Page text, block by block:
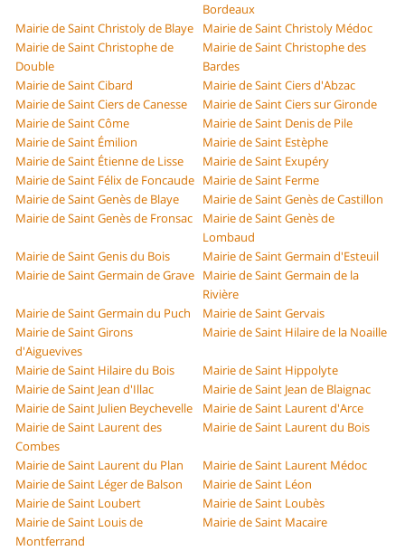
Bordeaux
Mairie de Saint Christoly de Blaye
Mairie de Saint Christoly Médoc
Mairie de Saint Christophe de
Double
Mairie de Saint Christophe des
Bardes
Mairie de Saint Cibard
Mairie de Saint Ciers d'Abzac
Mairie de Saint Ciers de Canesse
Mairie de Saint Ciers sur Gironde
Mairie de Saint Côme
Mairie de Saint Denis de Pile
Mairie de Saint Émilion
Mairie de Saint Estèphe
Mairie de Saint Étienne de Lisse
Mairie de Saint Exupéry
Mairie de Saint Félix de Foncaude Mairie de Saint Ferme
Mairie de Saint Genès de Blaye
Mairie de Saint Genès de Castillon
Mairie de Saint Genès de Fronsac
Mairie de Saint Genès de
Lombaud
Mairie de Saint Genis du Bois
Mairie de Saint Germain d'Esteuil
Mairie de Saint Germain de Grave Mairie de Saint Germain de la
Rivière
Mairie de Saint Germain du Puch
Mairie de Saint Gervais
Mairie de Saint Girons
d'Aiguevives
Mairie de Saint Hilaire de la Noaille
Mairie de Saint Hilaire du Bois
Mairie de Saint Hippolyte
Mairie de Saint Jean d'Illac
Mairie de Saint Jean de Blaignac
Mairie de Saint Julien Beychevelle
Mairie de Saint Laurent d'Arce
Mairie de Saint Laurent des
Combes
Mairie de Saint Laurent du Bois
Mairie de Saint Laurent du Plan
Mairie de Saint Laurent Médoc
Mairie de Saint Léger de Balson
Mairie de Saint Léon
Mairie de Saint Loubert
Mairie de Saint Loubès
Mairie de Saint Louis de
Montferrand
Mairie de Saint Macaire